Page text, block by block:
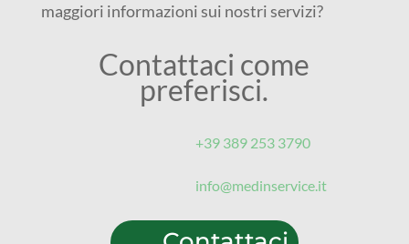
maggiori informazioni sui nostri servizi?
Contattaci come
preferisci.
+39 389 253 3790‬
info@medinservice.it